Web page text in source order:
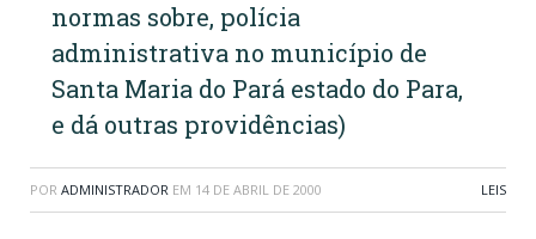
normas sobre, polícia
administrativa no município de
Santa Maria do Pará estado do Para,
e dá outras providências)
POR ADMINISTRADOR EM 14 DE ABRIL DE 2000 LEIS